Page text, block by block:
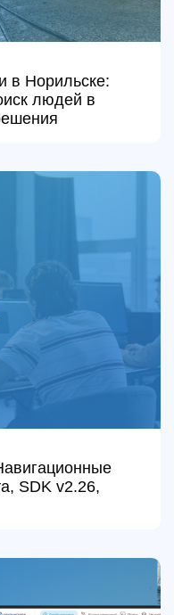
в Норильске:
людей в
SDK v2.26,